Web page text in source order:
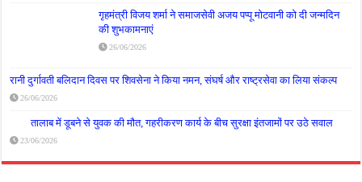
गृहमंत्री विजय शर्मा ने समाजसेवी अजय पप्पू मोटवानी को दी जन्मदिन
की शुभकामनाएं
26/06/2026
रानी दुर्गावती बलिदान दिवस पर शिवसेना ने किया नमन, संघर्ष और राष्ट्रसेवा का लिया संकल्प
26/06/2026
तालाब में डूबने से युवक की मौत, गहरीकरण कार्य के बीच सुरक्षा इंतजामों पर उठे सवाल
23/06/2026